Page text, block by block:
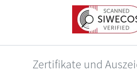
Zertifikate und